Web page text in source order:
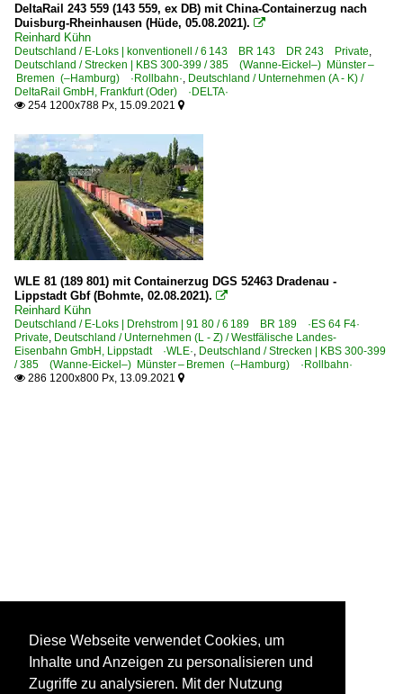
DeltaRail 243 559 (143 559, ex DB) mit China-Containerzug nach
Duisburg-Rheinhausen (Hüde, 05.08.2021). 
Reinhard Kühn
Deutschland / E-Loks | konventionell / 6 143 BR 143 DR 243 Private,
Deutschland / Strecken | KBS 300-399 / 385 (Wanne-Eickel–) Münster –
Bremen (–Hamburg) ·Rollbahn·, Deutschland / Unternehmen (A - K) /
DeltaRail GmbH, Frankfurt (Oder) ·DELTA·
 254 1200x788 Px, 15.09.2021 
WLE 81 (189 801) mit Containerzug DGS 52463 Dradenau -
Lippstadt Gbf (Bohmte, 02.08.2021). 
Reinhard Kühn
Deutschland / E-Loks | Drehstrom | 91 80 / 6 189 BR 189 ·ES 64 F4·
Private, Deutschland / Unternehmen (L - Z) / Westfälische Landes-
Eisenbahn GmbH, Lippstadt ·WLE·, Deutschland / Strecken | KBS 300-399
/ 385 (Wanne-Eickel–) Münster – Bremen (–Hamburg) ·Rollbahn·
 286 1200x800 Px, 13.09.2021 
Diese Webseite verwendet Cookies, um
Inhalte und Anzeigen zu personalisieren und
Zugriffe zu analysieren. Mit der Nutzung